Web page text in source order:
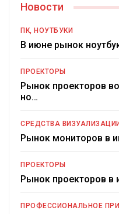
Новости
ПК, НОУТБУКИ
В июне рынок
ПРОЕКТОРЫ
Рынок проекторов
но…
СРЕДСТВА ВИЗУАЛИЗАЦИИ
Рынок мониторов в
ПРОЕКТОРЫ
Рынок проекторов в
ПРОФЕССИОНАЛЬНОЕ